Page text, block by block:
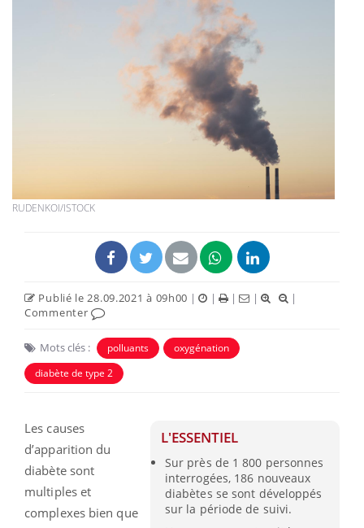
RUDENKOI/ISTOCK
Publié le 28.09.2021 à 09h00 | | | |
|
Commenter
Mots clés : polluants
oxygénation
diabète de type 2
L'ESSENTIEL
Sur près de 1 800 personnes
interrogées, 186 nouveaux
diabètes se sont développés
sur la période de suivi.
Les causes
d’apparition du
diabète sont
multiples et
complexes bien que